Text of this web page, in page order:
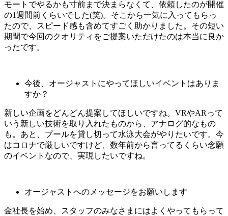
モートでやるかも寸前まで決まらなくて、依頼したのが開催
の1週間前くらいでした(笑)。そこから一気に入ってもらっ
たので、スピード感も含めてすごく助かりました。その短い
期間で今回のクオリティをご提案いただけたのは本当に良か
ったです。
今後、オージャストにやってほしいイベントはありま
すか？
新しい企画をどんどん提案してほしいですね。VRやARって
いう新しい技術を取り入れたものから、アナログ的なもの
も。あと、プールを貸し切って水泳大会がやりたいです。今
はコロナで厳しいですけど、数年前から言ってるくらい念願
のイベントなので、実現したいですね。
オージャストへのメッセージをお願いします
金社長を始め、スタッフのみなさまにはよくやってもらって